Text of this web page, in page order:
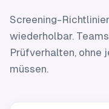
Screening-
wiederholbar.
Prüfverhalten, ohne
müssen.